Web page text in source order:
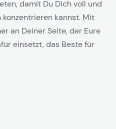
damit Du Dich voll und
konzentrieren kannst. Mit
an Deiner Seite, der Eure
einsetzt, das Beste für